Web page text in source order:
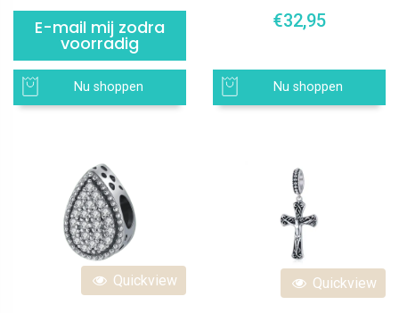
E-mail mij zodra
voorradig
Nu shoppen
€32,95
Nu shoppen
Quickview Quickview